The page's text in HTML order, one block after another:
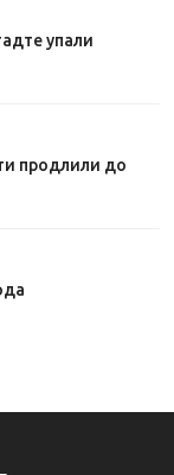
упали
продлили до